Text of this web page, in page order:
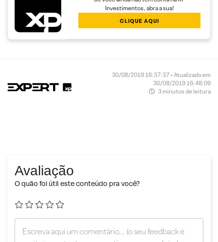
Investimentos, abra a sua!
CLIQUE AQUI
30/08/2019 16:37:37 • Atualizado em
30/08/2019 16:48:09
3 minutos de leitura
Avaliação
O quão foi útil este conteúdo pra você?